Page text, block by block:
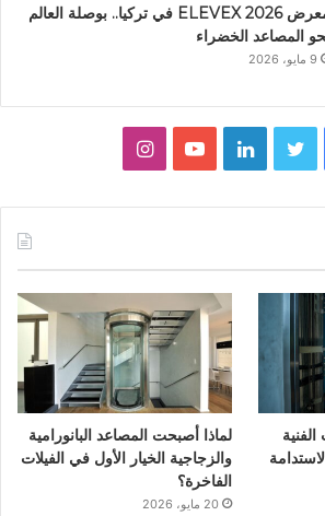
معرض ELEVEX 2026 في تركيا.. بوصلة العالم
المصاعد الخضراء
9 مايو، 2026
ت
ر
ك
د
إ
ن
ي
و
ت
ق
ر
ا
م
لماذا أصبحت المصاعد البانورامية
والزجاجية الخيار الأول في الفيلات
الفاخرة؟
20 مايو، 2026